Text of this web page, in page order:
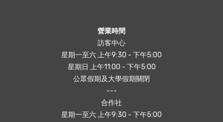
營業時間
訪客中心
星期一至六 上午9:30 - 下午5:00
星期日 上午11:00 - 下午5:00
公眾假期及大學假期關閉
---
合作社
星期一至六 上午9:30 - 下午5:00